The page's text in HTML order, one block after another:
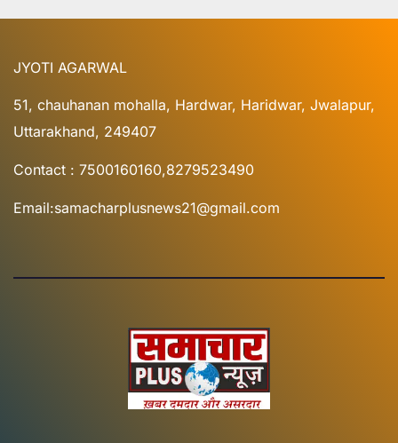
JYOTI AGARWAL
51, chauhanan mohalla, Hardwar, Haridwar, Jwalapur,
Uttarakhand, 249407
Contact : 7500160160,8279523490
Email:samacharplusnews21@gmail.com